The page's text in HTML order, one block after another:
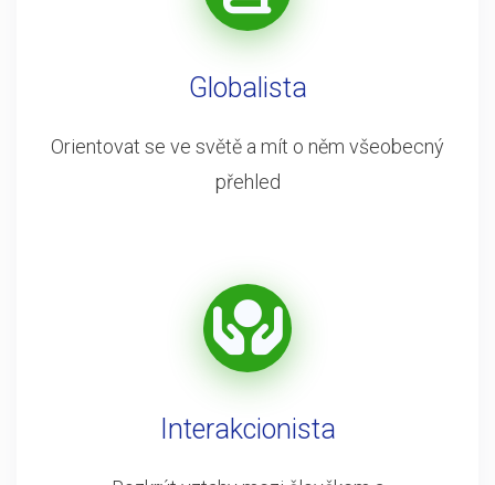
Globalista
Orientovat se ve světě a mít o něm všeobecný
přehled
Interakcionista